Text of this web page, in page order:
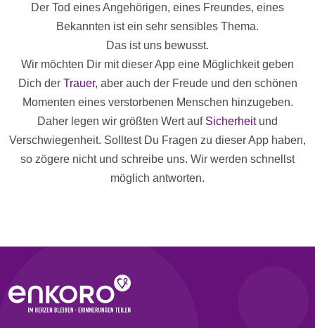
Der Tod eines Angehörigen, eines Freundes, eines
Bekannten ist ein sehr sensibles Thema.
Das ist uns bewusst.
Wir möchten Dir mit dieser App eine Möglichkeit geben
Dich der Trauer, aber auch der Freude und den schönen
Momenten eines verstorbenen Menschen hinzugeben.
Daher legen wir größten Wert auf Sicherheitund
Verschwiegenheit. Solltest Du Fragen zu dieser App haben,
so zögere nicht und schreibe uns. Wir werden schnellst
möglich antworten.